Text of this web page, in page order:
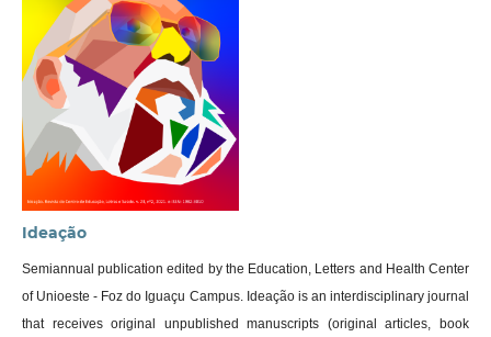
Ideação
Semiannual publication edited by the Education, Letters and Health Center
of Unioeste - Foz do Iguaçu Campus. Ideação is an interdisciplinary journal
that receives original unpublished manuscripts (original articles, book